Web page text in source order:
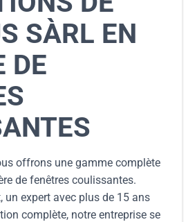
SÀRL EN
DE
offrons une gamme complète
de fenêtres coulissantes.
un expert avec plus de 15 ans
complète, notre entreprise se